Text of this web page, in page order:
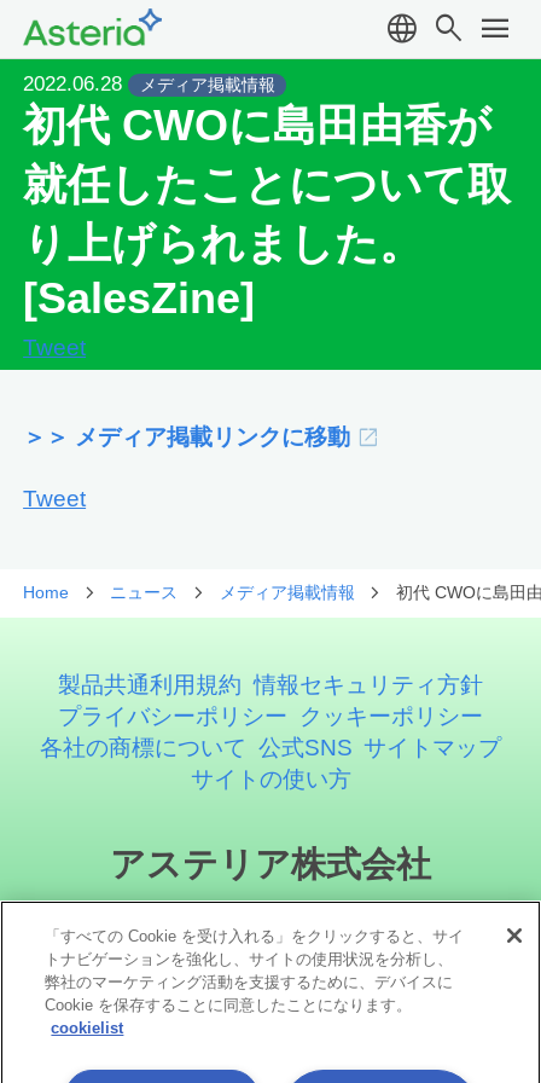
language search menu
2022.06.28 メディア掲載情報
初代 CWOに島田由香が
就任したことについて取
り上げられました。
[SalesZine]
Tweet
＞＞ メディア掲載リンクに移動
Tweet
Home ニュース メディア掲載情報 初代 CWOに島田
製品共通利用規約 情報セキュリティ方針
プライバシーポリシー
クッキーポリシー
各社の商標について 公式SNS サイトマップ
サイトの使い方
アステリア株式会社
「すべての Cookie を受け入れる」をクリックすると、サイ
トナビゲーションを強化し、サイトの使用状況を分析し、
弊社のマーケティング活動を支援するために、デバイスに
Cookie を保存することに同意したことになります。
cookielist